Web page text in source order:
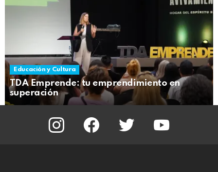
Educación y Cultura
TDA Emprende: tu emprendimiento en
superación
instagram facebook twitter